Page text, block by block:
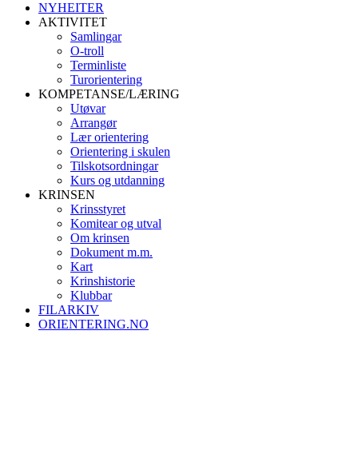
NYHEITER
AKTIVITET
Samlingar
O-troll
Terminliste
Turorientering
KOMPETANSE/LÆRING
Utøvar
Arrangør
Lær orientering
Orientering i skulen
Tilskotsordningar
Kurs og utdanning
KRINSEN
Krinsstyret
Komitear og utval
Om krinsen
Dokument m.m.
Kart
Krinshistorie
Klubbar
FILARKIV
ORIENTERING.NO